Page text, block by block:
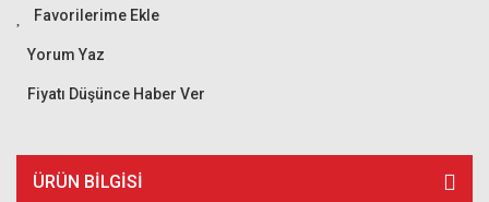
Yorum Yaz
Fiyatı Düşünce Haber Ver
ÜRÜN BILGISI